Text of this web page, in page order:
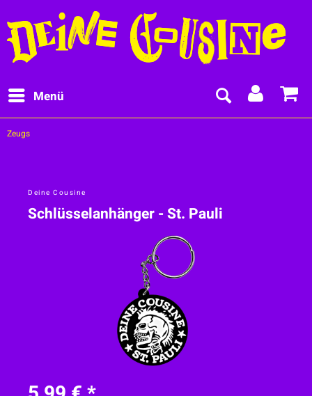
Menü
Zeugs
Deine Cousine
Schlüsselanhänger - St. Pauli